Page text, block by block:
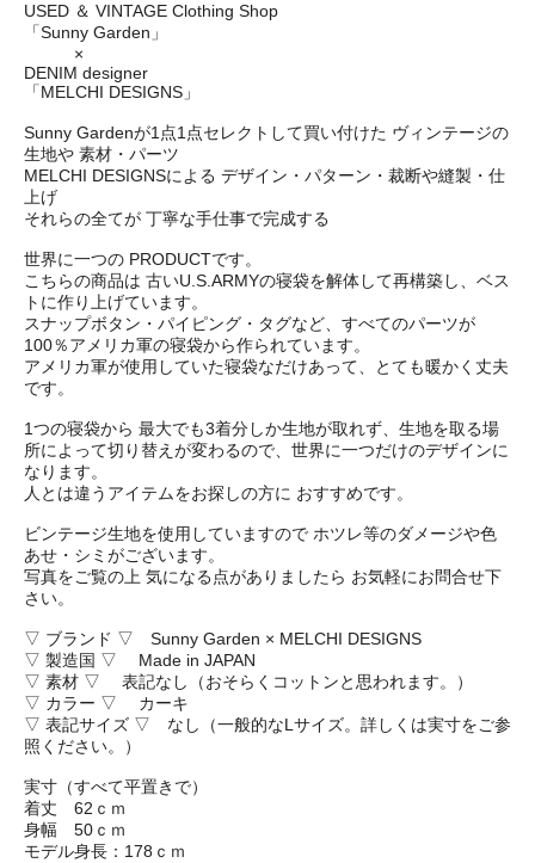
USED ＆ VINTAGE Clothing Shop
「Sunny Garden」
×
DENIM designer
「MELCHI DESIGNS」
Sunny Gardenが1点1点セレクトして買い付けた ヴィンテージの
生地や 素材・パーツ
MELCHI DESIGNSによる デザイン・パターン・裁断や縫製・仕
上げ
それらの全てが 丁寧な手仕事で完成する
世界に一つの PRODUCTです。
こちらの商品は 古いU.S.ARMYの寝袋を解体して再構築し、ベス
トに作り上げています。
スナップボタン・パイピング・タグなど、すべてのパーツが
100％アメリカ軍の寝袋から作られています。
アメリカ軍が使用していた寝袋なだけあって、とても暖かく丈夫
です。
1つの寝袋から 最大でも3着分しか生地が取れず、生地を取る場
所によって切り替えが変わるので、世界に一つだけのデザインに
なります。
人とは違うアイテムをお探しの方に おすすめです。
ビンテージ生地を使用していますので ホツレ等のダメージや色
あせ・シミがございます。
写真をご覧の上 気になる点がありましたら お気軽にお問合せ下
さい。
▽ ブランド ▽ Sunny Garden × MELCHI DESIGNS
▽ 製造国 ▽ Made in JAPAN
▽ 素材 ▽ 表記なし（おそらくコットンと思われます。）
▽ カラー ▽ カーキ
▽ 表記サイズ ▽ なし（一般的なLサイズ。詳しくは実寸をご参
照ください。）
実寸（すべて平置きで）
着丈 62ｃｍ
身幅 50ｃｍ
モデル身長：178ｃｍ